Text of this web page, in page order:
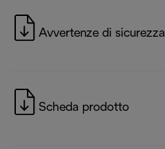
Avvertenze di sicurezza
Scheda prodotto